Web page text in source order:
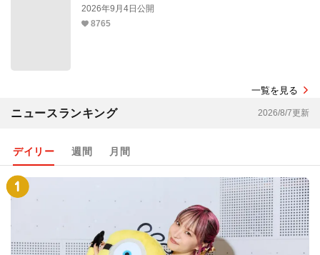
2026年9月4日公開
8765
一覧を見る
ニュースランキング 2026/8/7更新
デイリー 週間 月間